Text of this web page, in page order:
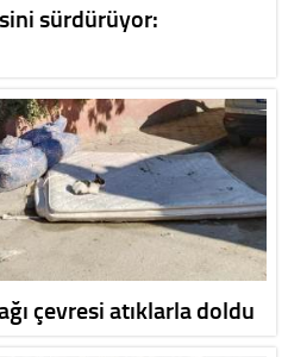
sürdürüyor:
çevresi atıklarla doldu